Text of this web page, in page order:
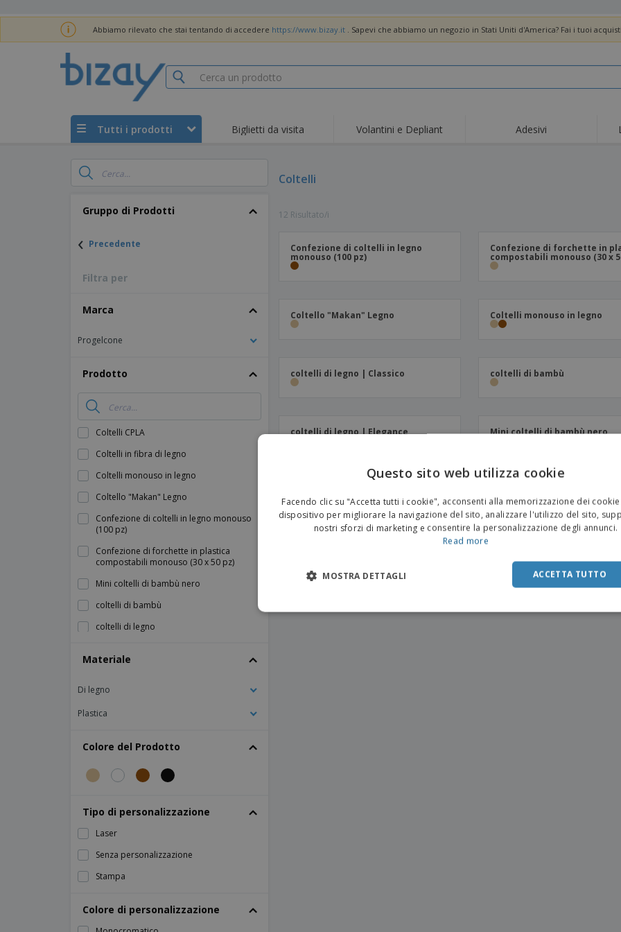
Abbiamo rilevato che stai tentando di accedere https://www.bizay.it . Sapevi che abbiamo un negozio in Stati Uniti d'America? Fai i tuoi
Tutti i prodotti Biglietti da visita Volantini e Depliant Adesivi
Gruppo di Prodotti
‹ Precedente
Filtra per
Marca
Progelcone
Prodotto
Coltelli CPLA
Coltelli in fibra di legno
Coltelli monouso in legno
Coltello "Makan" Legno
Confezione di coltelli in legno monouso
(100 pz)
Confezione di forchette in plastica
compostabili monouso (30 x 50 pz)
Mini coltelli di bambù nero
coltelli di bambù
coltelli di legno
Materiale
Di legno
Plastica
Colore del Prodotto
Tipo di personalizzazione
Laser
Senza personalizzazione
Stampa
Colore di personalizzazione
Coltelli
12 Risultato/i
Confezione di coltelli in legno
monouso (100 pz)
Confezione di forchette in
compostabili monouso (30 x
Coltello "Makan" Legno Coltelli monouso in legno
coltelli di legno | Classico coltelli di bambù
coltelli di legno | Elegance Mini coltelli di bambù nero
Questo sito web utilizza cookie
Facendo clic su "Accetta tutti i cookie", acconsenti alla memorizzazione dei
dispositivo per migliorare la navigazione del sito, analizzare l'utilizzo del sito,
nostri sforzi di marketing e consentire la personalizzazione degli annunci.
Read more
ACCETTA TUTTO
MOSTRA DETTAGLI